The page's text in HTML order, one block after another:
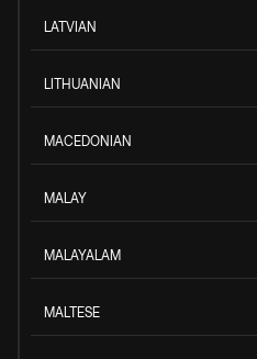
LATVIAN
LITHUANIAN
MACEDONIAN
MALAY
MALAYALAM
MALTESE